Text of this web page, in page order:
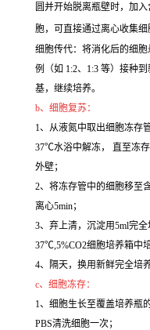
圆并开始脱离瓶壁时，加
胞，可直接通过离心收集细
细胞传代：将消化后的细
例（如 1:2、1:3 等）接种
基，继续培养。
b、细胞复苏：
1、从液氮中取出细胞冻存
37℃水浴中解冻， 直至冻
外壁；
2、将冻存管中的细胞移至
离心5min；
3、弃上清，沉淀用5ml完
37℃,5%CO2细胞培养箱中培
4、隔天，换用新鲜完全培
c、细胞冻存：
1、细胞生长至覆盖培养瓶
PBS清洗细胞一次；